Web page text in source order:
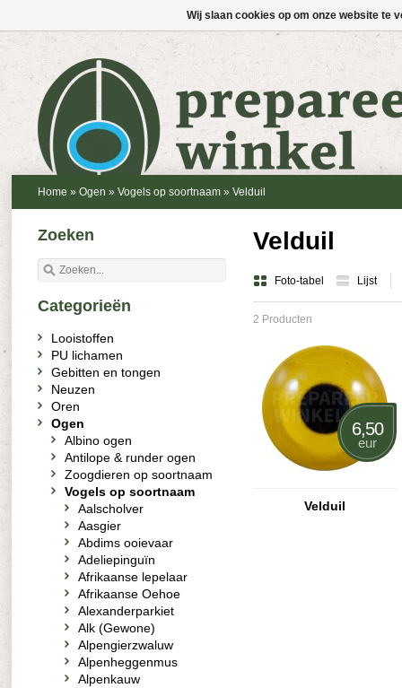
Home » Ogen » Vogels op soortnaam » Velduil
Velduil
Foto-tabel Lijst
2 Producten
6,50
eur
Velduil
Zoeken
Categorieën
Looistoffen
PU lichamen
Gebitten en tongen
Neuzen
Oren
Ogen
Albino ogen
Antilope & runder ogen
Zoogdieren op soortnaam
Vogels op soortnaam
Aalscholver
Aasgier
Abdims ooievaar
Adeliepinguïn
Afrikaanse lepelaar
Afrikaanse Oehoe
Alexanderparkiet
Alk (Gewone)
Alpengierzwaluw
Alpenheggenmus
Alpenkauw
Wij slaan cookies op om onze website te